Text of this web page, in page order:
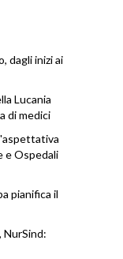
dagli inizi ai
Lucania
di medici
e Ospedali
pianifica il
NurSind: